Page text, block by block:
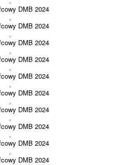
DMB 2024
DMB 2024
DMB 2024
DMB 2024
DMB 2024
DMB 2024
DMB 2024
DMB 2024
DMB 2024
DMB 2024